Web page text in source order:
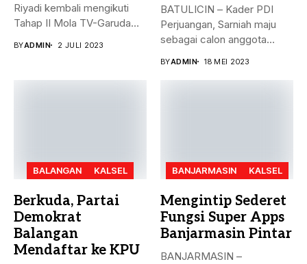
Riyadi kembali mengikuti
Tahap II Mola TV-Garuda
BYADMIN 2 JULI 2023
BATULICIN – Kader PDI
Perjuangan, Sarniah maju
sebagai calon anggota
BYADMIN 18 MEI 2023
BALANGAN KALSEL
Berkuda, Partai
Demokrat
Balangan
Mendaftar ke KPU
BANJARMASIN KALSEL
Mengintip Sederet
Fungsi Super Apps
Banjarmasin Pintar
BANJARMASIN –